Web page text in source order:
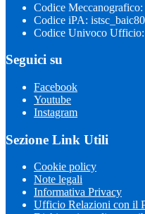
Codice
Codice iPA:
Codice Univoco
Seguici su
Facebook
Youtube
Instagram
Sezione Link Utili
Cookie policy
Note legali
Informativa Privacy
Ufficio Relazioni con il